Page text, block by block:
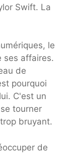
Swift. La
le
ses affaires.
de
pourquoi
C'est un
tourner
bruyant.
de